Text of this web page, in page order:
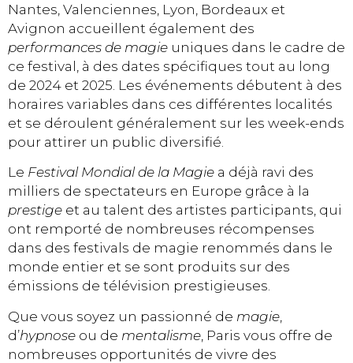
Nantes, Valenciennes, Lyon, Bordeaux et
Avignon accueillent également des
performances de magie uniques dans le cadre de
ce festival, à des dates spécifiques tout au long
de 2024 et 2025. Les événements débutent à des
horaires variables dans ces différentes localités
et se déroulent généralement sur les week-ends
pour attirer un public diversifié.
Le Festival Mondial de la Magie a déjà ravi des
milliers de spectateurs en Europe grâce à la
prestige et au talent des artistes participants, qui
ont remporté de nombreuses récompenses
dans des festivals de magie renommés dans le
monde entier et se sont produits sur des
émissions de télévision prestigieuses.
Que vous soyez un passionné de magie
d’hypnose ou de mentalisme , Paris vous offre de
nombreuses opportunités de vivre des